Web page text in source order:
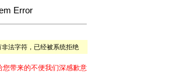
Error
法字符，已经被系统拒绝
您带来的不便我们深感歉意